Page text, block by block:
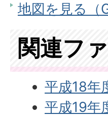
地図を見る（
関連フ
平成18年
平成19年